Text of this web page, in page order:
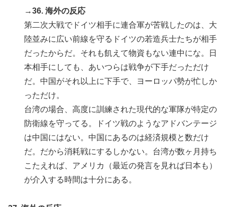
→36. 海外の反応
第二次大戦でドイツ相手に連合軍が苦戦したのは、大
陸並みに広い前線を守るドイツの若造兵士たちが相手
だったからだ。それも飢えて物資もない連中にな。日
本相手にしても、あいつらは戦争が下手だっただけ
だ。中国がそれ以上に下手で、ヨーロッパ勢が忙しか
っただけ。
台湾の場合、高度に訓練された現代的な軍隊が特定の
防衛線を守ってる。ドイツ戦のようなアドバンテージ
は中国にはない。中国にあるのは経済規模と数だけ
だ。だから消耗戦にするしかない。台湾が数ヶ月持ち
こたえれば、アメリカ（最近の発言を見れば日本も）
が介入する時間は十分にある。